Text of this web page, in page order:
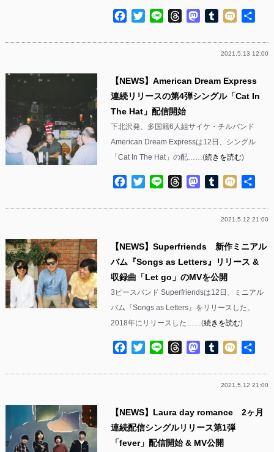
Facebook
TwitterLine ThreadsMastodon
Tumblr
Mixi
2021.5.13 12:00
【NEWS】American Dream Express
連続リリースの第4弾シングル「Cat In
The Hat」配信開始
下北沢発、多国籍6人組サイケ・チルバンド
American Dream Expressは12日、シングル
「Cat In The Hat」の配……(続きを読む)
Facebook
TwitterLine ThreadsMastodon
Tumblr
Mixi
2021.5.12 21:00
【NEWS】Superfriends 新作ミニアル
バム『Songs as Letters』リリース &
収録曲「Let go」のMVを公開
3ピースバンド Superfriendsは12日、ミニアル
バム『Songs as Letters』をリリースした。
2018年にリリースした……(続きを読む)
Facebook
TwitterLine ThreadsMastodon
Tumblr
Mixi
2021.5.12 21:00
【NEWS】Laura day romance 2ヶ月
連続配信シングルリリース第1弾
「fever」配信開始 & MV公開